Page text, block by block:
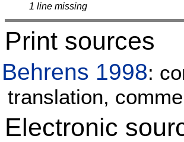
1 line missing
Print sources
Behrens 1998:
translation,
Electronic